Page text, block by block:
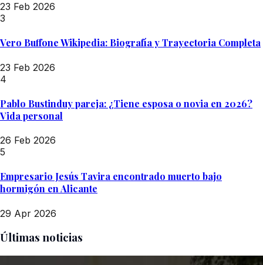
23 Feb 2026
3
Vero Buffone Wikipedia: Biografía y Trayectoria Completa
23 Feb 2026
4
Pablo Bustinduy pareja: ¿Tiene esposa o novia en 2026?
Vida personal
26 Feb 2026
5
Empresario Jesús Tavira encontrado muerto bajo
hormigón en Alicante
29 Apr 2026
Últimas noticias